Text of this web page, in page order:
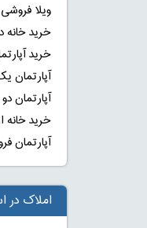
ویلا
خرید خانه
خرید
آپارتمان
آپارتمان
خرید خانه
آپارتمان
املاک در